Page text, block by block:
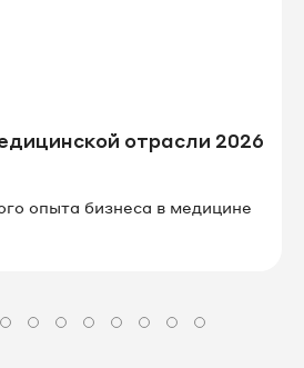
отрасли 2026
опыта бизнеса в⁠ ⁠медицине